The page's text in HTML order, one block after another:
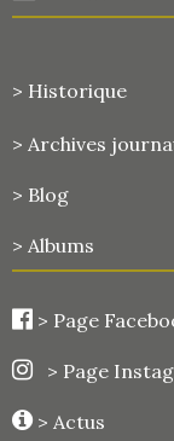
> Historique
> Archives
> Blog
> Albums
> Page
> Page
> Actus